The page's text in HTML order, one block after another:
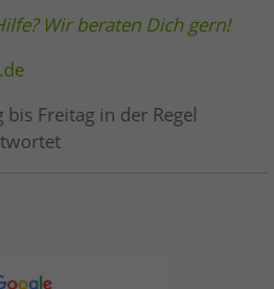
Wir beraten Dich gern!
Freitag in der Regel